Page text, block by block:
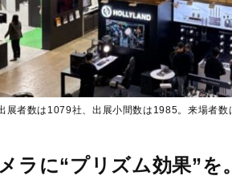
展者数は1079社、出展小間数は1985。来場者数
ラに“プリズム効果”を